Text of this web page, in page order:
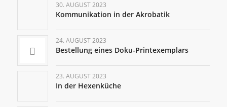
30. AUGUST 2023
Kommunikation in der Akrobatik
24. AUGUST 2023
Bestellung eines Doku-Printexemplars
23. AUGUST 2023
In der Hexenküche